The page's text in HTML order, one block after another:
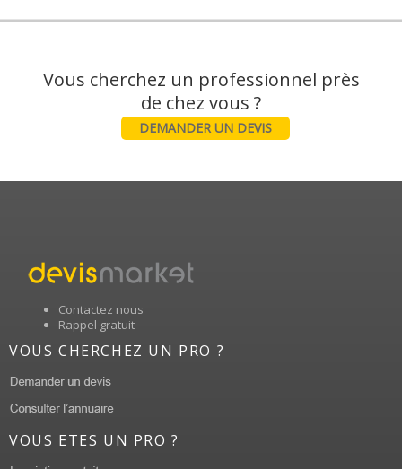
Vous cherchez un professionnel près
DEMANDER UN DEVIS
Contactez nous
Rappel gratuit
VOUS CHERCHEZ UN PRO ?
VOUS ETES UN PRO ?